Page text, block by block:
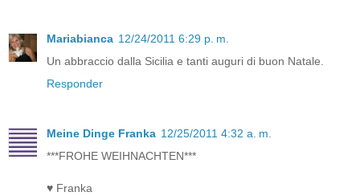
Mariabianca 12/24/2011 6:29 p. m.
Un abbraccio dalla Sicilia e tanti auguri di buon Natale.
Responder
Meine Dinge Franka 12/25/2011 4:32 a. m.
***FROHE WEIHNACHTEN***
♥ Franka